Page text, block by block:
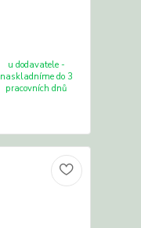
u dodavatele -
naskladníme do 3
pracovních dnů